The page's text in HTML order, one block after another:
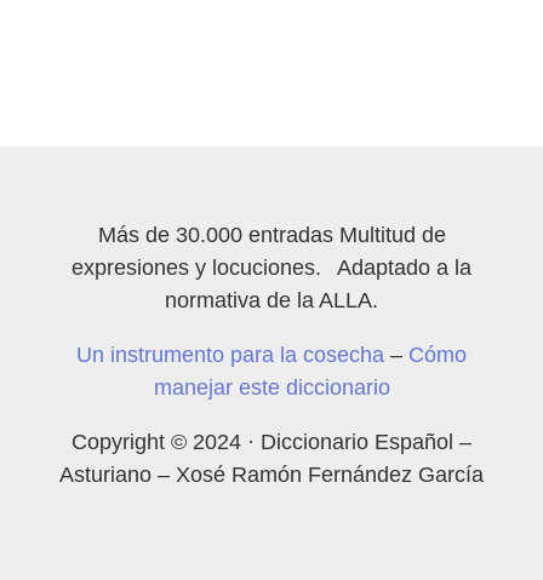
Más de 30.000 entradas Multitud de
expresiones y locuciones. Adaptado a la
normativa de la ALLA.
Un instrumento para la cosecha – Cómo
manejar este diccionario
Copyright © 2024 · Diccionario Español –
Asturiano – Xosé Ramón Fernández García